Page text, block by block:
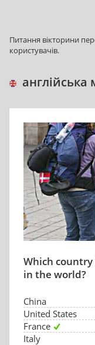
Питання вікторини
користувачів.
англійська
Which
in the world?
China
United States
France
Italy